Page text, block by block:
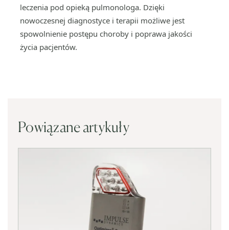
leczenia pod opieką pulmonologa. Dzięki
nowoczesnej diagnostyce i terapii możliwe jest
spowolnienie postępu choroby i poprawa jakości
życia pacjentów.
Powiązane artykuły